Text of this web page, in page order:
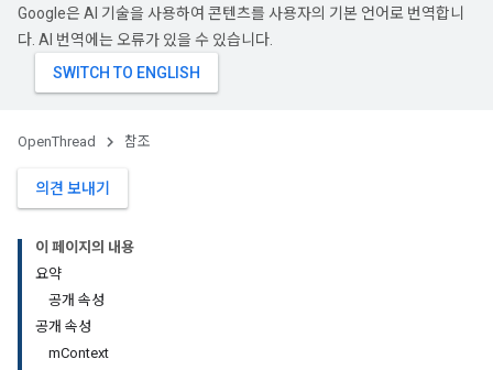
Google은 AI 기술을 사용하여 콘텐츠를 사용자의 기본 언어로 번역합니
다. AI 번역에는 오류가 있을 수 있습니다.
OpenThread 참조
의견 보내기
이 페이지의 내용
요약
공개 속성
공개 속성
mContext